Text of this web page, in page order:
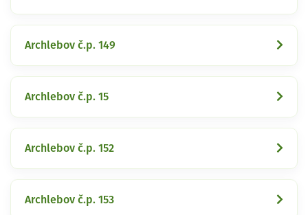
Archlebov č.p. 149
Archlebov č.p. 15
Archlebov č.p. 152
Archlebov č.p. 153